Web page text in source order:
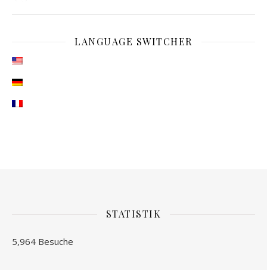
LANGUAGE SWITCHER
STATISTIK
5,964 Besuche